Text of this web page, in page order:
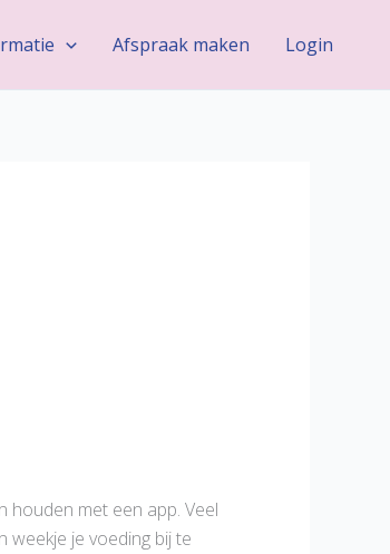
Afspraak maken Login
houden met een app. Veel
weekje je voeding bij te